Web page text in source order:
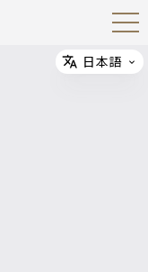
Open
Navig
Select
日本語